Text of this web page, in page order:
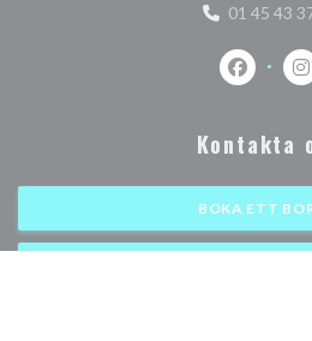
01 45 43
Kontakta
BOKA ETT